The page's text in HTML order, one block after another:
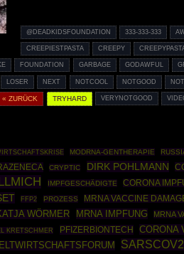
@DEADKIDSFOUNDATION 333-333-333
CREEPIESTPASTA CREEPY
FOUNDATION GARBAGE GODAWFUL
LOSER NEXT NOTCOOL NOTGOOD
« ZURÜCK TRYHARD VERYNOTGOOD
MODRNA-GENTHERAPIE
CRYPTIC DIRK POHLMANN
IMPFGESCHÄDIGTE CORONA
FFP2 PROZESS MRNA VACCINE
WÖRMER MRNA IMPFUNG MRNA
KRETSCHMER PFIZERBIONTECH CORONA
SARSCOV2